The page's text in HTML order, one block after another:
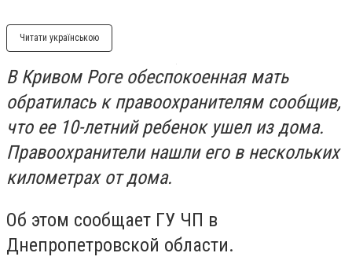
Читати українською
В Кривом Роге обеспокоенная мать
обратилась к правоохранителям сообщив,
что ее 10-летний ребенок ушел из дома.
Правоохранители нашли его в нескольких
километрах от дома.
Об этом сообщает ГУ ЧП в
Днепропетровской области.